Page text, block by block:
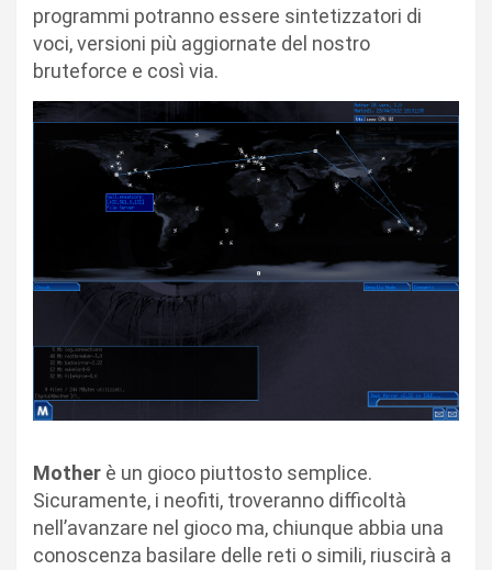
programmi potranno essere sintetizzatori di
voci, versioni più aggiornate del nostro
bruteforce e così via.
Mother è un gioco piuttosto semplice.
Sicuramente, i neofiti, troveranno difficoltà
nell’avanzare nel gioco ma, chiunque abbia una
conoscenza basilare delle reti o simili, riuscirà a